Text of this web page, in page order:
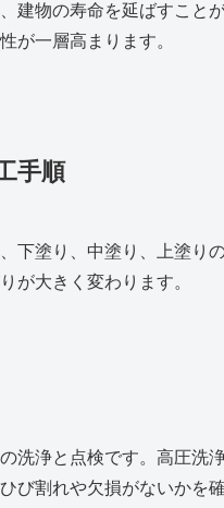
建物の寿命を延ばすこと
が一層高まります。
手順
下塗り、中塗り、上塗り
が大きく変わります。
洗浄と点検です。高圧洗
び割れや欠損がないかを